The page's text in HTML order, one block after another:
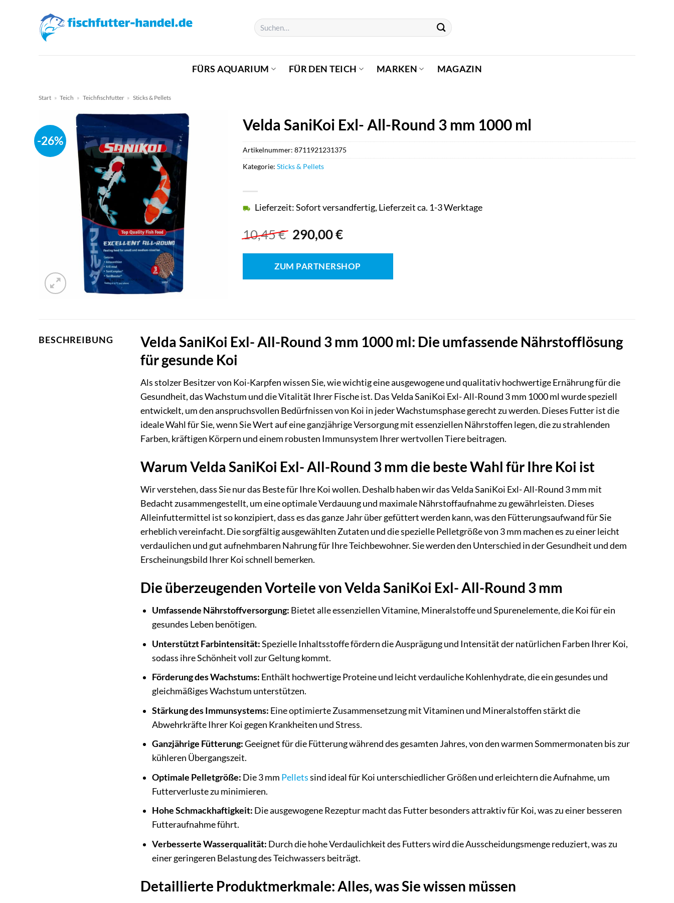
Suchen
nach:
FÜRS AQUARIUM FÜR DEN TEICH MARKEN MAGAZIN
Start » Teich » Teichfischfutter » Sticks & Pellets
-26%
Velda SaniKoi Exl- All-Round 3 mm 1000 ml
10,45€ Ursprünglicher
Preis
war:
10,45 €
290,00€Aktueller
ist:
290,00 €.
Lieferzeit: Sofort versandfertig, Lieferzeit ca. 1-3 Werktage
ZUM PARTNERSHOP
Artikelnummer: 8711921231375
Kategorie: Sticks & Pellets
BESCHREIBUNG
Velda SaniKoi Exl- All-Round 3 mm 1000 ml: Die umfassende Nährstofflösung
für gesunde Koi
Als stolzer Besitzer von Koi-Karpfen wissen Sie, wie wichtig eine ausgewogene und qualitativ hochwertige Ernährung für die
Gesundheit, das Wachstum und die Vitalität Ihrer Fische ist. Das Velda SaniKoi Exl- All-Round 3 mm 1000 ml wurde speziell
entwickelt, um den anspruchsvollen Bedürfnissen von Koi in jeder Wachstumsphase gerecht zu werden. Dieses Futter ist die
ideale Wahl für Sie, wenn Sie Wert auf eine ganzjährige Versorgung mit essenziellen Nährstoffen legen, die zu strahlenden
Farben, kräftigen Körpern und einem robusten Immunsystem Ihrer wertvollen Tiere beitragen.
Warum Velda SaniKoi Exl- All-Round 3 mm die beste Wahl für Ihre Koi ist
Wir verstehen, dass Sie nur das Beste für Ihre Koi wollen. Deshalb haben wir das Velda SaniKoi Exl- All-Round 3 mm mit
Bedacht zusammengestellt, um eine optimale Verdauung und maximale Nährstoffaufnahme zu gewährleisten. Dieses
Alleinfuttermittel ist so konzipiert, dass es das ganze Jahr über gefüttert werden kann, was den Fütterungsaufwand für Sie
erheblich vereinfacht. Die sorgfältig ausgewählten Zutaten und die spezielle Pelletgröße von 3 mm machen es zu einer leicht
verdaulichen und gut aufnehmbaren Nahrung für Ihre Teichbewohner. Sie werden den Unterschied in der Gesundheit und dem
Erscheinungsbild Ihrer Koi schnell bemerken.
Die überzeugenden Vorteile von Velda SaniKoi Exl- All-Round 3 mm
Umfassende Nährstoffversorgung: Bietet alle essenziellen Vitamine, Mineralstoffe und Spurenelemente, die Koi für ein
gesundes Leben benötigen.
Unterstützt Farbintensität:Spezielle Inhaltsstoffe fördern die Ausprägung und Intensität der natürlichen Farben Ihrer Koi,
sodass ihre Schönheit voll zur Geltung kommt.
Förderung des Wachstums: Enthält hochwertige Proteine und leicht verdauliche Kohlenhydrate, die ein gesundes und
gleichmäßiges Wachstum unterstützen.
Stärkung des Immunsystems: Eine optimierte Zusammensetzung mit Vitaminen und Mineralstoffen stärkt die
Abwehrkräfte Ihrer Koi gegen Krankheiten und Stress.
Ganzjährige Fütterung:Geeignet für die Fütterung während des gesamten Jahres, von den warmen Sommermonaten bis zur
kühleren Übergangszeit.
Optimale Pelletgröße: Die 3 mm Pelletssind ideal für Koi unterschiedlicher Größen und erleichtern die Aufnahme, um
Futterverluste zu minimieren.
Hohe Schmackhaftigkeit: Die ausgewogene Rezeptur macht das Futter besonders attraktiv für Koi, was zu einer besseren
Futteraufnahme führt.
Verbesserte Wasserqualität: Durch die hohe Verdaulichkeit des Futters wird die Ausscheidungsmenge reduziert, was zu
einer geringeren Belastung des Teichwassers beiträgt.
Detaillierte Produktmerkmale: Alles, was Sie wissen müssen